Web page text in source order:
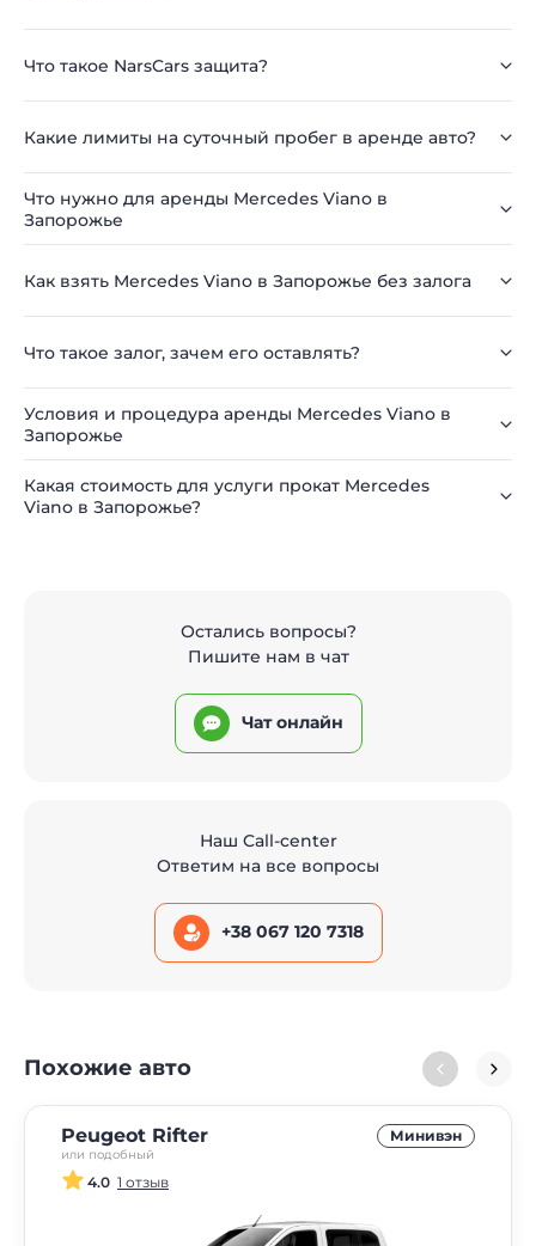
Что такое NarsCars защита?
Какие лимиты на суточный пробег в аренде авто?
Что нужно для аренды Mercedes Viano в
Запорожье
Как взять Mercedes Viano в Запорожье без залога
Что такое залог, зачем его оставлять?
Условия и процедура аренды Mercedes Viano в
Запорожье
Какая стоимость для услуги прокат Mercedes
Viano в Запорожье?
Остались вопросы?
Пишите нам в чат
Чат онлайн
Наш Call-center
Ответим на все вопросы
+38 067 120 7318
Похожие авто
Peugeot Rifter
или подобный
Минивэн
4.0 1 отзыв